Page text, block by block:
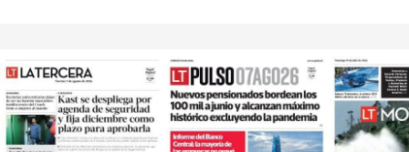
Opens in new window Opens in